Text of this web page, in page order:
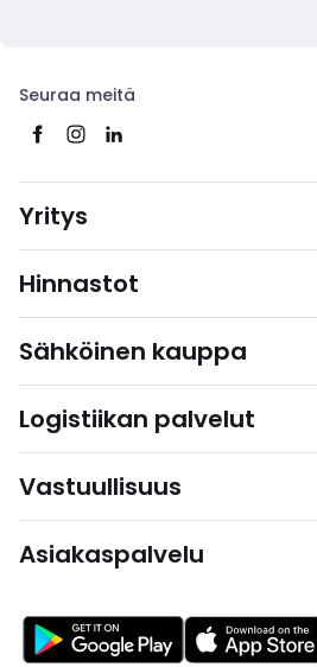
Seuraa meitä
Yritys
Hinnastot
Sähköinen kauppa
Logistiikan palvelut
Vastuullisuus
Asiakaspalvelu